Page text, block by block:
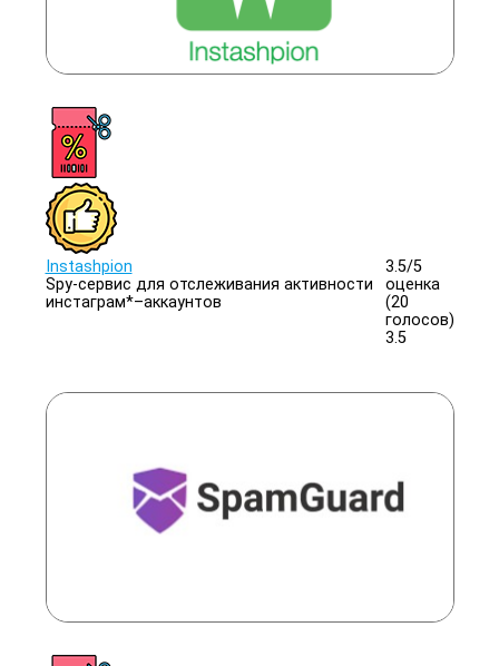
Instashpion
Spy-сервис для отслеживания активности
инстаграм*–аккаунтов
3.5/5
оценка
(20
голосов)
3.5